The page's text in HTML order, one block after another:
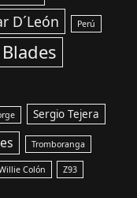
D´León Perú
Sergio Tejera
Tromboranga
Colón Z93